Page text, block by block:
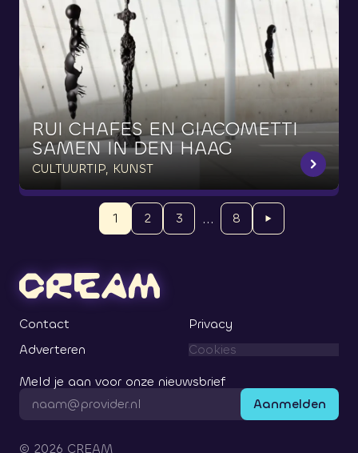
RUI CHAFES EN GIACOMETTI
SAMEN IN DEN HAAG
CULTUURTIP, KUNST
1 2 3 ... 8
Contact
Privacy
Adverteren
Cookies
Meld je aan voor onze nieuwsbrief
Aanmelden
© 2026 CREAM